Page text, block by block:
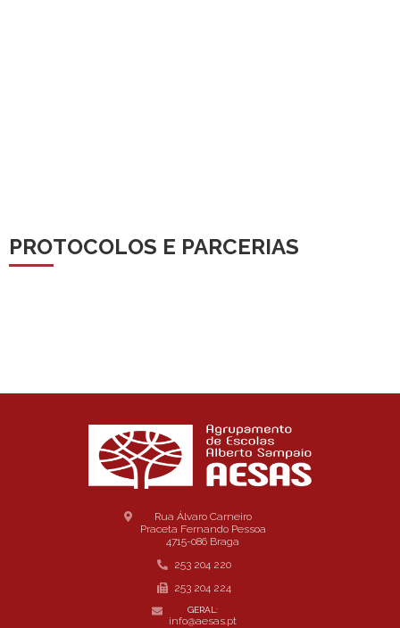
PROTOCOLOS E PARCERIAS
Rua Álvaro Carneiro
Praceta Fernando Pessoa
4715-086 Braga
253 204 220
253 204 224
GERAL:
info@aesas.pt